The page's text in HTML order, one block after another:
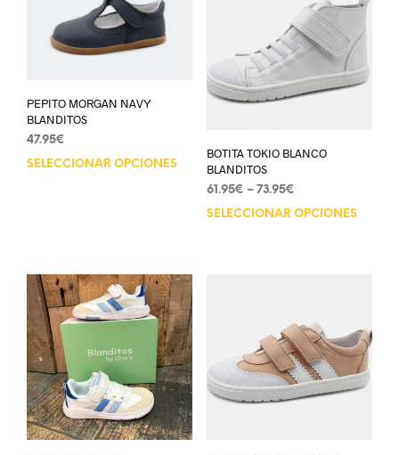
PEPITO MORGAN NAVY
BLANDITOS
47.95€
SELECCIONAR OPCIONES
BOTITA TOKIO BLANCO
BLANDITOS
61.95€ – 73.95€
SELECCIONAR OPCIONES